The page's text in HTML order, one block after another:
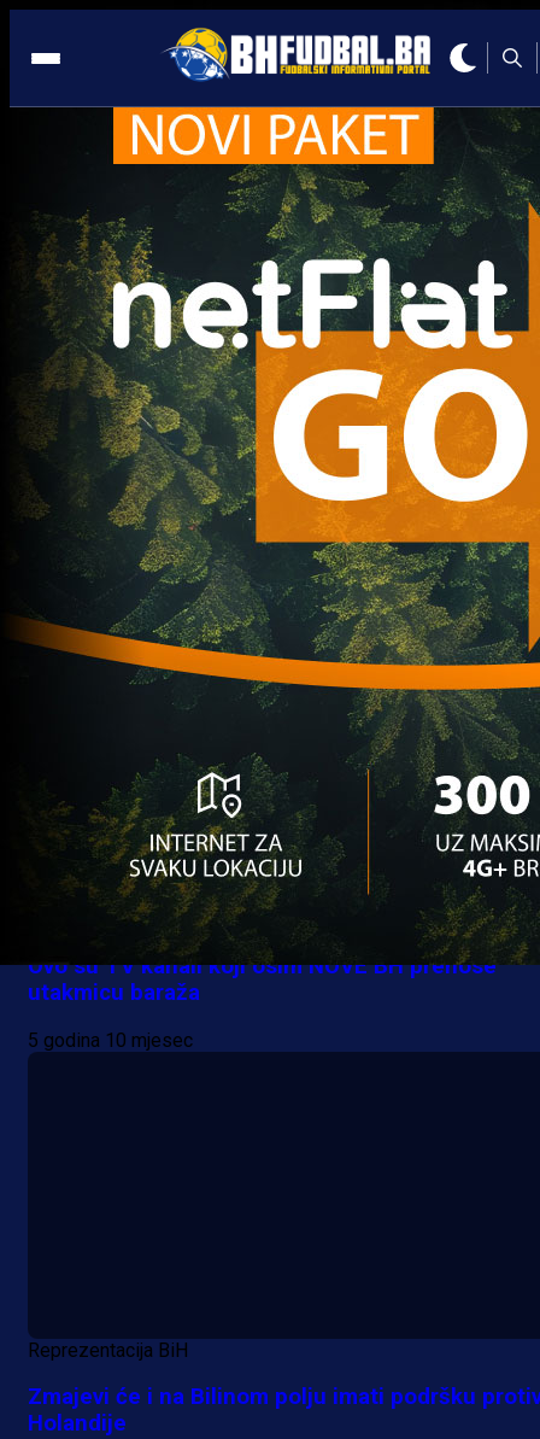
Reprezentacija BiH
Reprezentacija BiH
IZNENADNI TRANSFER: Armin Hodžić potpisao
turski klub!
5 godina 10 mjesec
Reprezentacija BiH
Ovo su TV kanali koji osim NOVE BH prenose
utakmicu baraža
5 godina 10 mjesec
Reprezentacija BiH
Zmajevi će i na Bilinom polju imati podršku
Holandije